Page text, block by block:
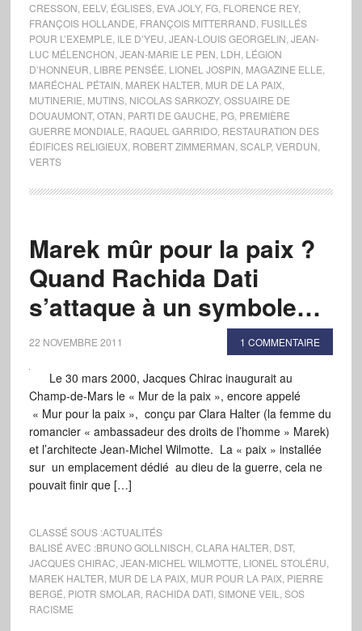
CRESSON EELV, ÉGLISES, EVA JOLY, FG, FLORENCE REY,
FRANÇOIS HOLLANDE FRANÇOIS MITTERRAND FUSILLÉS
POUR L’EXEMPLE ILE D’YEU JEAN-LOUIS GEORGELIN JEAN-
LUC MÉLENCHON JEAN-MARIE LE PEN LDH LÉGION
D’HONNEUR LIBRE PENSÉE LIONEL JOSPIN MAGAZINE ELLE
MARÉCHAL PÉTAIN MAREK HALTER MUR DE LA PAIX,
MUTINERIE MUTINS, NICOLAS SARKOZY, OSSUAIRE DE
DOUAUMONT, OTAN PARTI DE GAUCHE PG, PREMIÈRE
GUERRE MONDIALE RAQUEL GARRIDO, RESTAURATION DES
ÉDIFICES RELIGIEUX, ROBERT ZIMMERMAN SCALP, VERDUN
VERTS
Marek mûr pour la paix ?
Quand Rachida Dati
s’attaque à un symbole…
22 NOVEMBRE 2011 1 COMMENTAIRE
Le 30 mars 2000, Jacques Chirac inaugurait au
Champ-de-Mars le « Mur de la paix », encore appelé
« Mur pour la paix », conçu par Clara Halter (la femme du
romancier « ambassadeur des droits de l’homme » Marek)
et l’architecte Jean-Michel Wilmotte. La « paix » installée
sur un emplacement dédié au dieu de la guerre, cela ne
pouvait finir que […]
CLASSÉ SOUS :ACTUALITÉS
BALISÉ AVEC :BRUNO GOLLNISCH CLARA HALTER DST,
JACQUES CHIRAC JEAN-MICHEL WILMOTTE LIONEL STOLÉRU
MAREK HALTER MUR DE LA PAIX, MUR POUR LA PAIX, PIERRE
BERGÉ PIOTR SMOLAR RACHIDA DATI, SIMONE VEIL
SOS
RACISME